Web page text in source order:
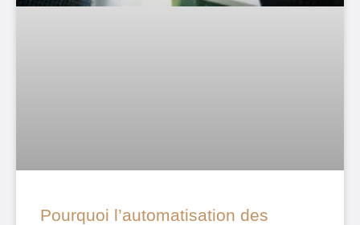
Pourquoi l’automatisation des